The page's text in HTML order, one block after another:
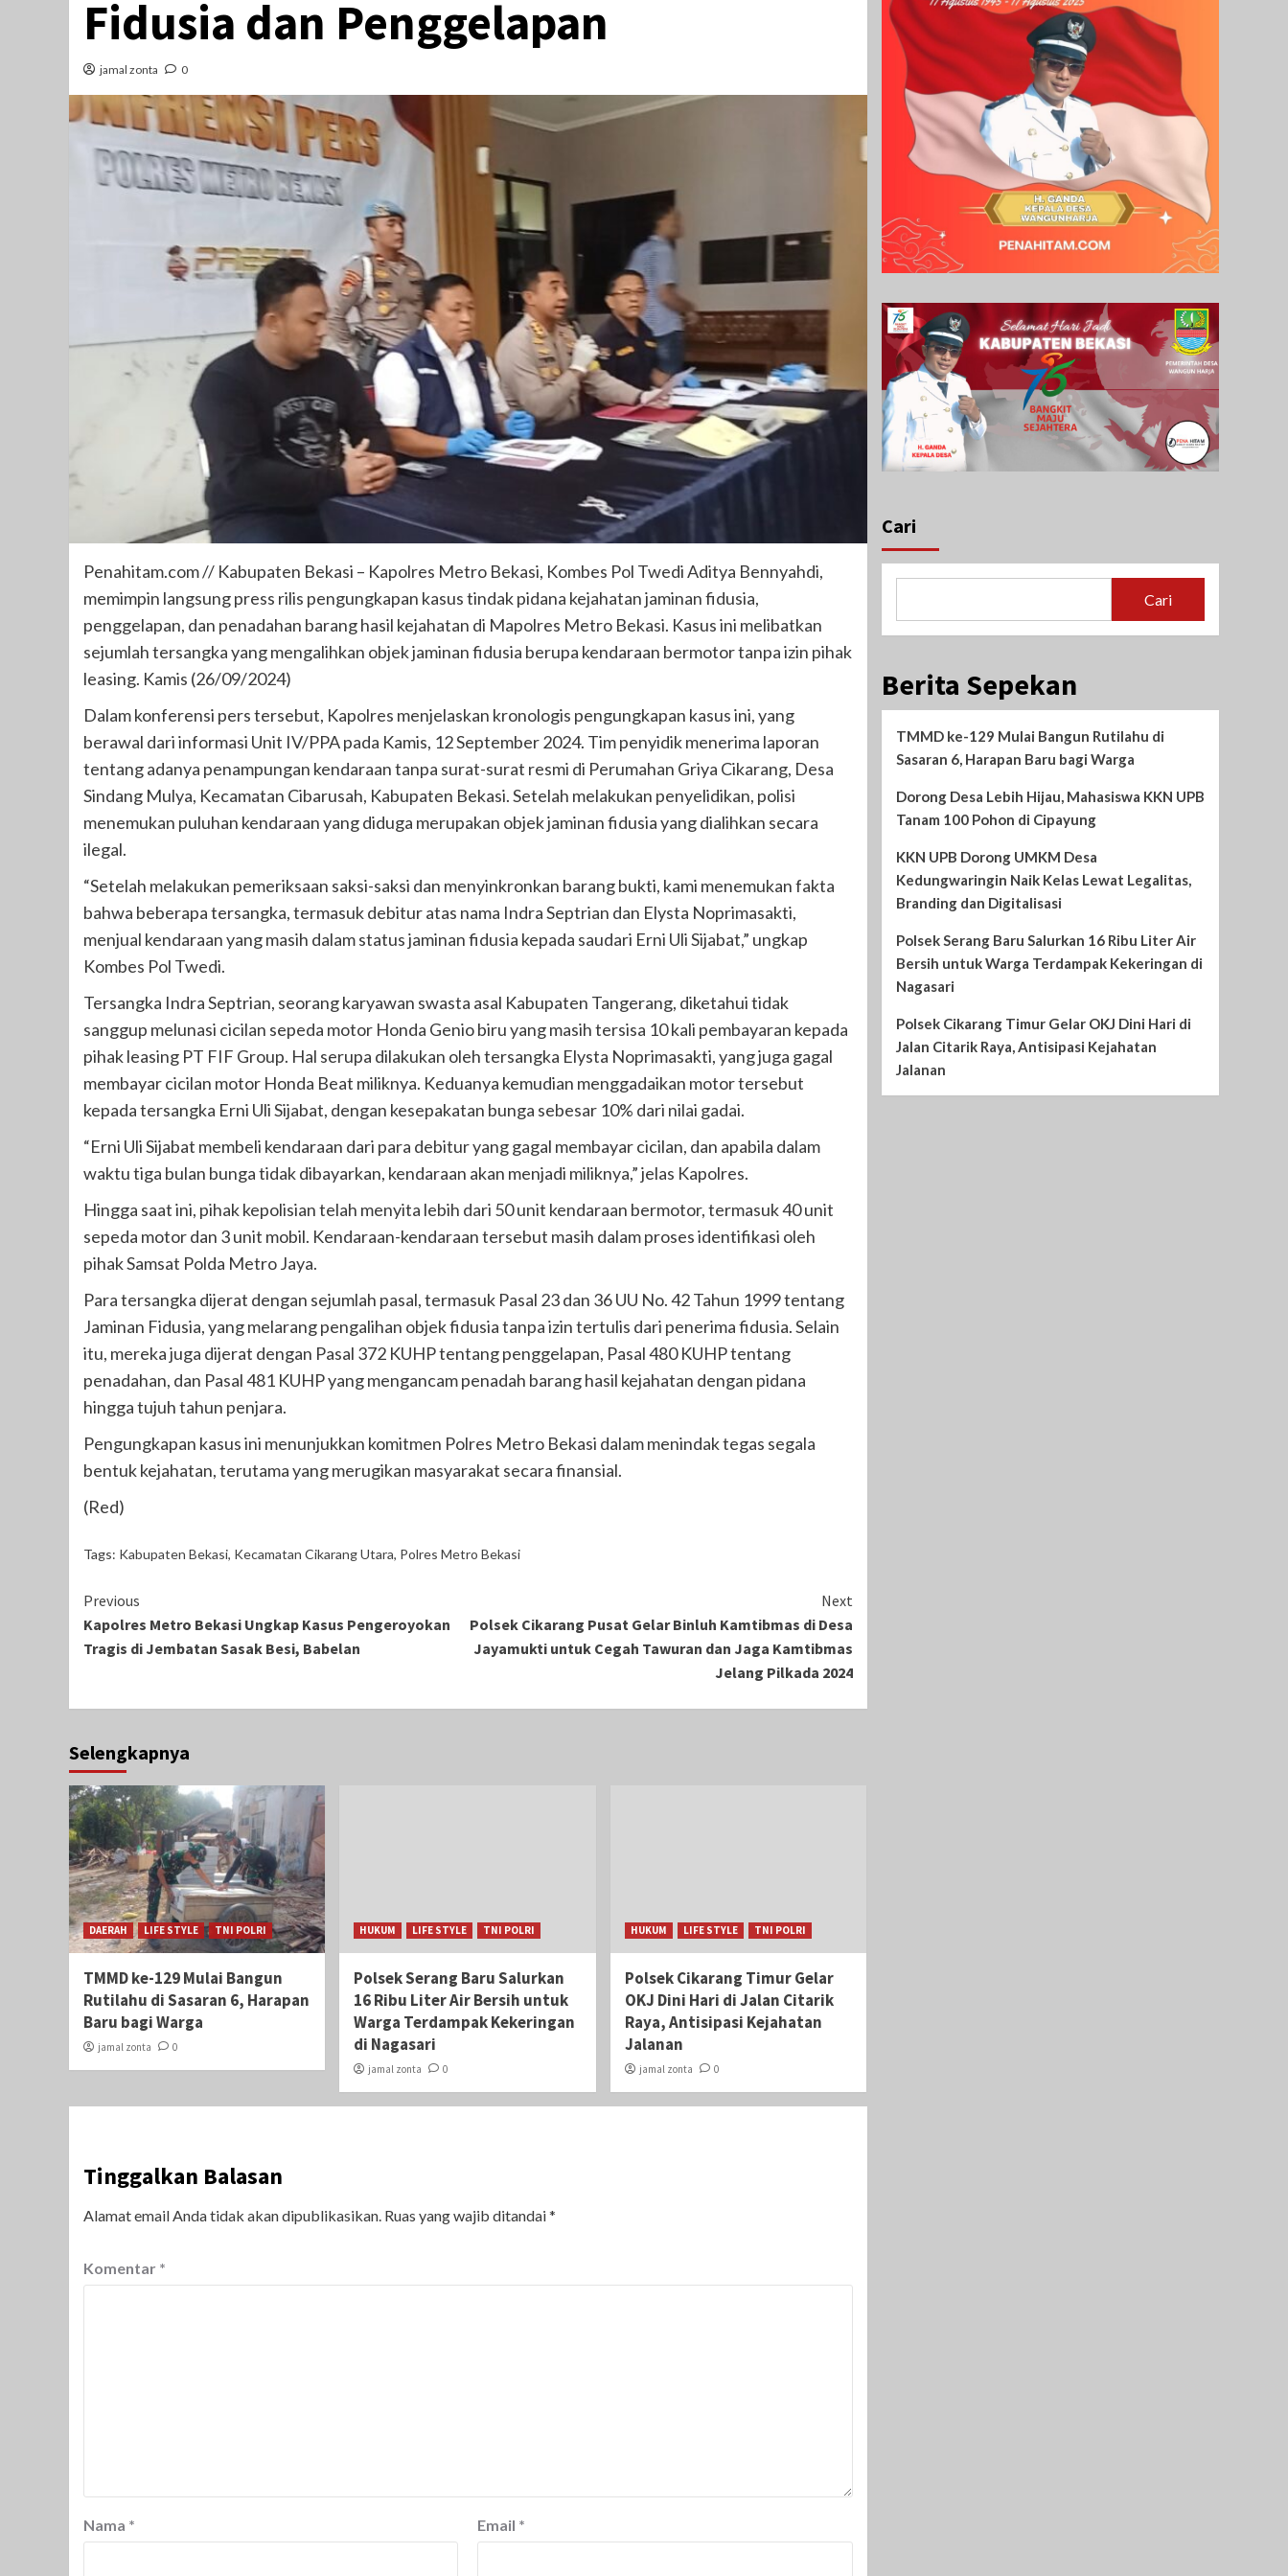
Fidusia dan Penggelapan
jamal zonta 0
Penahitam.com // Kabupaten Bekasi – Kapolres Metro Bekasi, Kombes Pol Twedi Aditya Bennyahdi,
memimpin langsung press rilis pengungkapan kasus tindak pidana kejahatan jaminan fidusia,
penggelapan, dan penadahan barang hasil kejahatan di Mapolres Metro Bekasi. Kasus ini melibatkan
sejumlah tersangka yang mengalihkan objek jaminan fidusia berupa kendaraan bermotor tanpa izin pihak
leasing. Kamis (26/09/2024)
Dalam konferensi pers tersebut, Kapolres menjelaskan kronologis pengungkapan kasus ini, yang
berawal dari informasi Unit IV/PPA pada Kamis, 12 September 2024. Tim penyidik menerima laporan
tentang adanya penampungan kendaraan tanpa surat-surat resmi di Perumahan Griya Cikarang, Desa
Sindang Mulya, Kecamatan Cibarusah, Kabupaten Bekasi. Setelah melakukan penyelidikan, polisi
menemukan puluhan kendaraan yang diduga merupakan objek jaminan fidusia yang dialihkan secara
ilegal.
“Setelah melakukan pemeriksaan saksi-saksi dan menyinkronkan barang bukti, kami menemukan fakta
bahwa beberapa tersangka, termasuk debitur atas nama Indra Septrian dan Elysta Noprimasakti,
menjual kendaraan yang masih dalam status jaminan fidusia kepada saudari Erni Uli Sijabat,” ungkap
Kombes Pol Twedi.
Tersangka Indra Septrian, seorang karyawan swasta asal Kabupaten Tangerang, diketahui tidak
sanggup melunasi cicilan sepeda motor Honda Genio biru yang masih tersisa 10 kali pembayaran kepada
pihak leasing PT FIF Group. Hal serupa dilakukan oleh tersangka Elysta Noprimasakti, yang juga gagal
membayar cicilan motor Honda Beat miliknya. Keduanya kemudian menggadaikan motor tersebut
kepada tersangka Erni Uli Sijabat, dengan kesepakatan bunga sebesar 10% dari nilai gadai.
“Erni Uli Sijabat membeli kendaraan dari para debitur yang gagal membayar cicilan, dan apabila dalam
waktu tiga bulan bunga tidak dibayarkan, kendaraan akan menjadi miliknya,” jelas Kapolres.
Hingga saat ini, pihak kepolisian telah menyita lebih dari 50 unit kendaraan bermotor, termasuk 40 unit
sepeda motor dan 3 unit mobil. Kendaraan-kendaraan tersebut masih dalam proses identifikasi oleh
pihak Samsat Polda Metro Jaya.
Para tersangka dijerat dengan sejumlah pasal, termasuk Pasal 23 dan 36 UU No. 42 Tahun 1999 tentang
Jaminan Fidusia, yang melarang pengalihan objek fidusia tanpa izin tertulis dari penerima fidusia. Selain
itu, mereka juga dijerat dengan Pasal 372 KUHP tentang penggelapan, Pasal 480 KUHP tentang
penadahan, dan Pasal 481 KUHP yang mengancam penadah barang hasil kejahatan dengan pidana
hingga tujuh tahun penjara.
Pengungkapan kasus ini menunjukkan komitmen Polres Metro Bekasi dalam menindak tegas segala
bentuk kejahatan, terutama yang merugikan masyarakat secara finansial.
(Red)
Tags: Kabupaten Bekasi, Kecamatan Cikarang Utara, Polres Metro Bekasi
Continue
Reading
Previous
Kapolres Metro Bekasi Ungkap Kasus Pengeroyokan
Tragis di Jembatan Sasak Besi, Babelan
Next
Polsek Cikarang Pusat Gelar Binluh Kamtibmas di Desa
Jayamukti untuk Cegah Tawuran dan Jaga Kamtibmas
Jelang Pilkada 2024
Selengkapnya
DAERAH LIFE STYLE TNI POLRI
TMMD ke-129 Mulai Bangun
Rutilahu di Sasaran 6, Harapan
Baru bagi Warga
jamal zonta 0
HUKUM LIFE STYLE TNI POLRI
Polsek Serang Baru Salurkan
16 Ribu Liter Air Bersih untuk
Warga Terdampak Kekeringan
di Nagasari
jamal zonta 0
HUKUM LIFE STYLE TNI POLRI
Polsek Cikarang Timur Gelar
OKJ Dini Hari di Jalan Citarik
Raya, Antisipasi Kejahatan
Jalanan
jamal zonta 0
Tinggalkan Balasan
Alamat email Anda tidak akan dipublikasikan. Ruas yang wajib ditandai*
Komentar *
Nama * Email *
Cari
Cari
Berita Sepekan
TMMD ke-129 Mulai Bangun Rutilahu di
Sasaran 6, Harapan Baru bagi Warga
Dorong Desa Lebih Hijau, Mahasiswa KKN UPB
Tanam 100 Pohon di Cipayung
KKN UPB Dorong UMKM Desa
Kedungwaringin Naik Kelas Lewat Legalitas,
Branding dan Digitalisasi
Polsek Serang Baru Salurkan 16 Ribu Liter Air
Bersih untuk Warga Terdampak Kekeringan di
Nagasari
Polsek Cikarang Timur Gelar OKJ Dini Hari di
Jalan Citarik Raya, Antisipasi Kejahatan
Jalanan